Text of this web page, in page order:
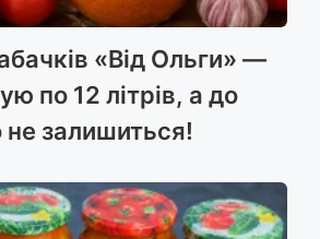
«Від Ольги» —
по 12 літрів, а до
не залишиться!